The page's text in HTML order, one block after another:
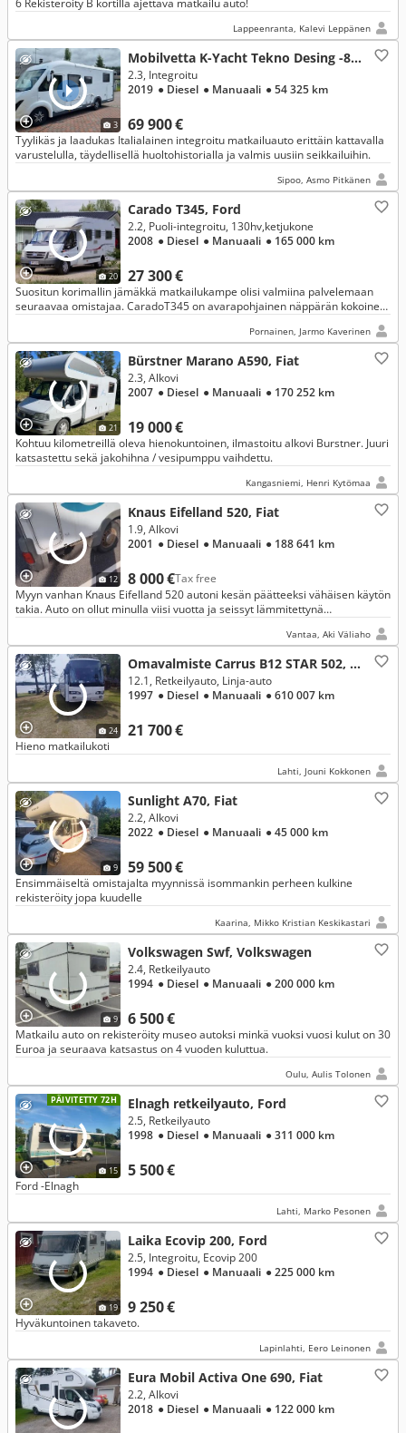
6 Rekisteröity B kortilla ajettava matkailu auto!
Lappeenranta, Kalevi Leppänen
3
Mobilvetta K-Yacht Tekno Desing -89, Fiat
69 900 €
2.3, Integroitu
2019 ● Diesel ● Manuaali ● 54 325 km
Tyylikäs ja laadukas Italialainen integroitu matkailuauto erittäin kattavalla
varustelulla, täydellisellä huoltohistorialla ja valmis uusiin seikkailuihin.
Sipoo, Asmo Pitkänen
20
Carado T345, Ford
27 300 €
2.2, Puoli-integroitu, 130hv,ketjukone
2008 ● Diesel ● Manuaali ● 165 000 km
Suositun korimallin jämäkkä matkailukampe olisi valmiina palvelemaan
seuraavaa omistajaa. CaradoT345 on avarapohjainen näppärän kokoinen
Pornainen, Jarmo Kaverinen
21
Bürstner Marano A590, Fiat
19 000 €
2.3, Alkovi
2007 ● Diesel ● Manuaali ● 170 252 km
Kohtuu kilometreillä oleva hienokuntoinen, ilmastoitu alkovi Burstner. Juuri
katsastettu sekä jakohihna / vesipumppu vaihdettu.
Kangasniemi, Henri Kytömaa
12
Knaus Eifelland 520, Fiat
8 000 €Tax free
1.9, Alkovi
2001 ● Diesel ● Manuaali ● 188 641 km
Myyn vanhan Knaus Eifelland 520 autoni kesän päätteeksi vähäisen käytön
takia. Auto on ollut minulla viisi vuotta ja seissyt lämmitettynä
Vantaa, Aki Väliaho
24
Omavalmiste Carrus B12 STAR 502, Volvo
21 700 €
12.1, Retkeilyauto, Linja-auto
1997 ● Diesel ● Manuaali ● 610 007 km
Hieno matkailukoti
Lahti, Jouni Kokkonen
9
Sunlight A70, Fiat
59 500 €
2.2, Alkovi
2022 ● Diesel ● Manuaali ● 45 000 km
Ensimmäiseltä omistajalta myynnissä isommankin perheen kulkine
rekisteröity jopa kuudelle
Kaarina, Mikko Kristian Keskikastari
9
Volkswagen Swf, Volkswagen
6 500 €
2.4, Retkeilyauto
1994 ● Diesel ● Manuaali ● 200 000 km
Matkailu auto on rekisteröity museo autoksi minkä vuoksi vuosi kulut on 30
Euroa ja seuraava katsastus on 4 vuoden kuluttua.
Oulu, Aulis Tolonen
PÄIVITETTY 72H
15
Elnagh retkeilyauto, Ford
5 500 €
2.5, Retkeilyauto
1998 ● Diesel ● Manuaali ● 311 000 km
Ford -Elnagh
Lahti, Marko Pesonen
19
Laika Ecovip 200, Ford
9 250 €
2.5, Integroitu, Ecovip 200
1994 ● Diesel ● Manuaali ● 225 000 km
Hyväkuntoinen takaveto.
Lapinlahti, Eero Leinonen
Eura Mobil Activa One 690, Fiat
2.2, Alkovi
2018 ● Diesel ● Manuaali ● 122 000 km